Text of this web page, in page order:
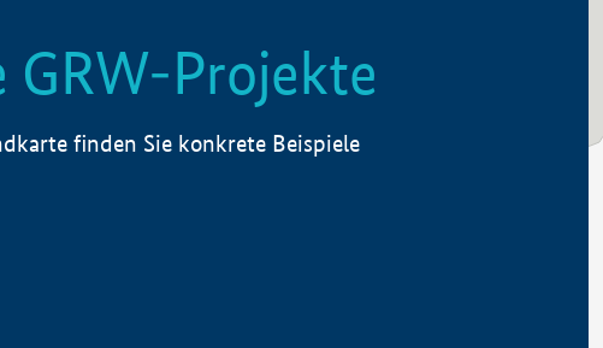
GRW-Projekte
finden Sie konkrete Beispiele